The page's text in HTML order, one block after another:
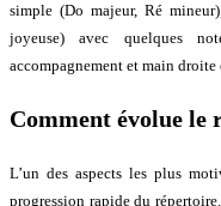
simple (Do majeur, Ré
joyeuse) avec quelques
accompagnement et main droite
Comment évolue le
L’un des aspects les plus
progression rapide du